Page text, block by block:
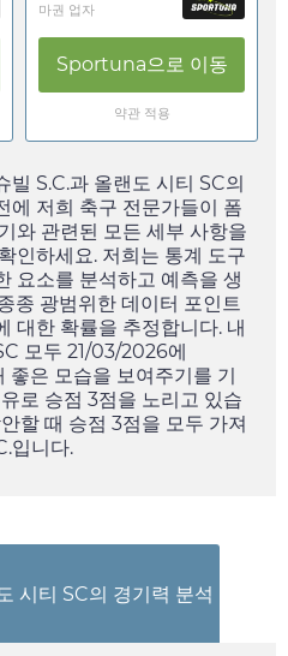
마권 업자
Sportuna으로 이동
약관 적용
S.C.과 올랜도 시티 SC의
에 저희 축구 전문가들이 폼
와 관련된 모든 세부 사항을
인하세요. 저희는 통계 도구
요소를 분석하고 예측을 생
종 광범위한 데이터 포인트
대한 확률을 추정합니다. 내
모두 21/03/2026에
은 모습을 보여주기를 기
로 승점 3점을 노리고 있습
할 때 승점 3점을 모두 가져
입니다.
시티 SC의 경기력 분석